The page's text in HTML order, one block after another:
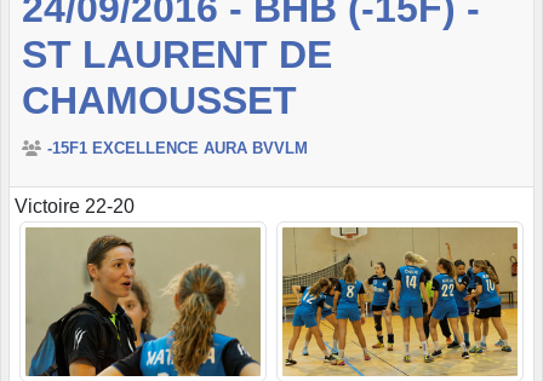
ST LAURENT DE
CHAMOUSSET
-15F1 EXCELLENCE AURA BVVLM
Victoire 22-20